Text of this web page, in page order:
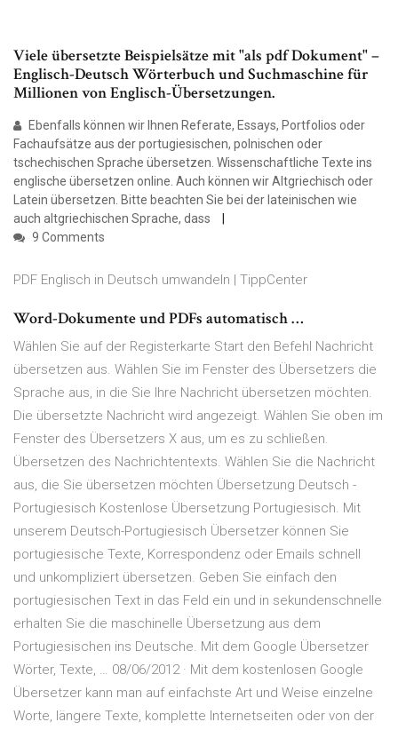
Viele übersetzte Beispielsätze mit "als pdf Dokument" –
Englisch-Deutsch Wörterbuch und Suchmaschine für
Millionen von Englisch-Übersetzungen.
Ebenfalls können wir Ihnen Referate, Essays, Portfolios oder
Fachaufsätze aus der portugiesischen, polnischen oder
tschechischen Sprache übersetzen. Wissenschaftliche Texte ins
englische übersetzen online. Auch können wir Altgriechisch oder
Latein übersetzen. Bitte beachten Sie bei der lateinischen wie
auch altgriechischen Sprache, dass
9 Comments
PDF Englisch in Deutsch umwandeln | TippCenter
Word-Dokumente und PDFs automatisch …
Wählen Sie auf der Registerkarte Start den Befehl Nachricht
übersetzen aus. Wählen Sie im Fenster des Übersetzers die
Sprache aus, in die Sie Ihre Nachricht übersetzen möchten.
Die übersetzte Nachricht wird angezeigt. Wählen Sie oben im
Fenster des Übersetzers X aus, um es zu schließen.
Übersetzen des Nachrichtentexts. Wählen Sie die Nachricht
aus, die Sie übersetzen möchten Übersetzung Deutsch -
Portugiesisch Kostenlose Übersetzung Portugiesisch. Mit
unserem Deutsch-Portugiesisch Übersetzer können Sie
portugiesische Texte, Korrespondenz oder Emails schnell
und unkompliziert übersetzen. Geben Sie einfach den
portugiesischen Text in das Feld ein und in sekundenschnelle
erhalten Sie die maschinelle Übersetzung aus dem
Portugiesischen ins Deutsche. Mit dem Google Übersetzer
Wörter, Texte, … 08/06/2012 · Mit dem kostenlosen Google
Übersetzer kann man auf einfachste Art und Weise einzelne
Worte, längere Texte, komplette Internetseiten oder von der